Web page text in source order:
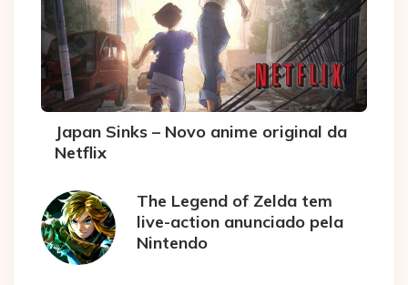
Japan Sinks – Novo anime original da
Netflix
The Legend of Zelda tem
live-action anunciado pela
Nintendo